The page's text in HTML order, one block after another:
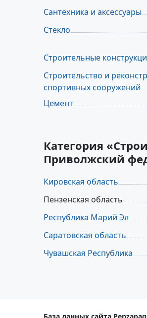
Сантехника и аксессуары
Стекло
Строительные
Строительство и
спортивных сооружений
Цемент
Категория
Приволжский
Кировская область
Пензенская область
Республика Марий Эл
Саратовская область
Чувашская Республика